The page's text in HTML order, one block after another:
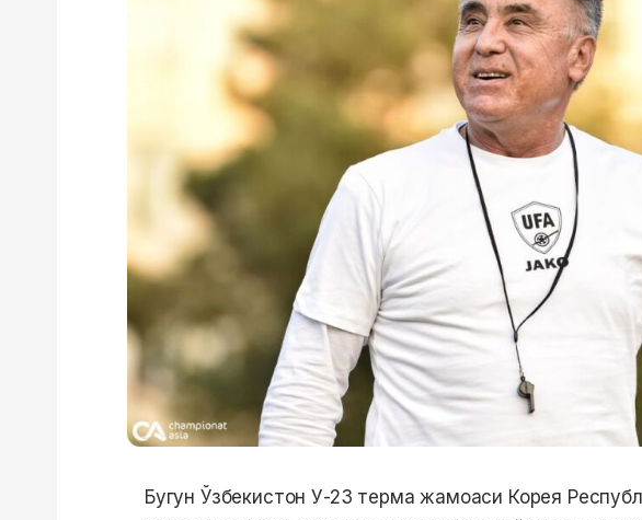
Бугун Ўзбекистон У-23 терма жамоаси Корея